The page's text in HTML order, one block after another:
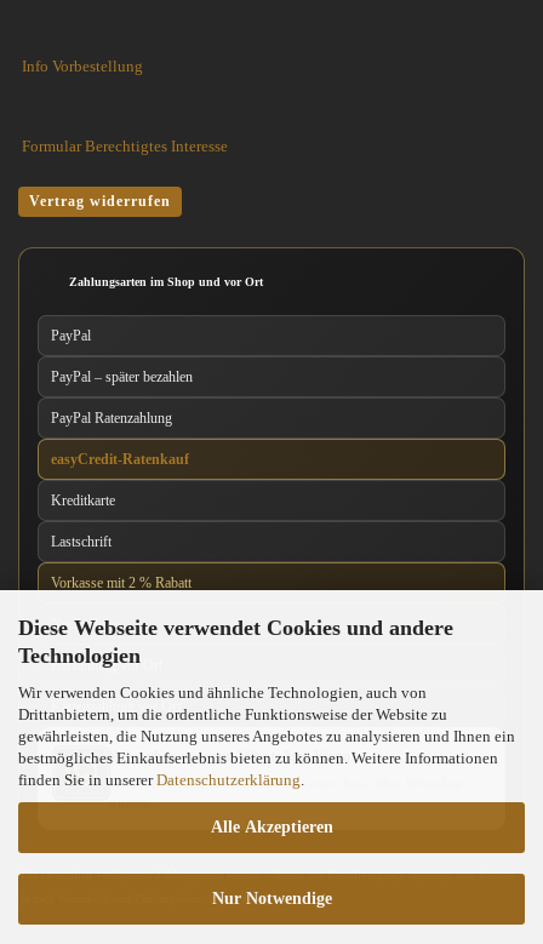
Diese Webseite verwendet Cookies und andere
Technologien
Wir verwenden Cookies und ähnliche Technologien, auch von
Drittanbietern, um die ordentliche Funktionsweise der Website zu
gewährleisten, die Nutzung unseres Angebotes zu analysieren und Ihnen ein
bestmögliches Einkaufserlebnis bieten zu können. Weitere Informationen
finden Sie in unsererDatenschutzerklärung
Alle Akzeptieren
Nur Notwendige
Info Vorbestellung
Formular Berechtigtes Interesse
Vertrag widerrufen
Zahlungsarten im Shop und vor Ort
PayPal
PayPal – später bezahlen
PayPal Ratenzahlung
easyCredit-Ratenkauf
Kreditkarte
Lastschrift
Vorkasse mit 2 % Rabatt
Nachnahme
Barzahlung vor Ort
Kartenzahlung vor Ort
News über unseren WhatsApp-Kanal
Neue Messer, Angebote und Neuigkeiten direkt über WhatsApp
erhalten.
Die tatsächlich verfügbaren Zahlungsarten werden während des Bestellvorgangs angezeigt und können
je nach Warenkorb und Zahlungsdienstleister abweichen.